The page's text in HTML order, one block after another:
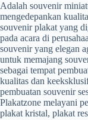
Adalah souvenir
mengedepankan
souvenir plakat yang
pada acara di
souvenir yang elegan
untuk memajang
sebagai tempat
kualitas dan
pembuatan souvenir
Plakatzone melayani
plakat kristal, plakat